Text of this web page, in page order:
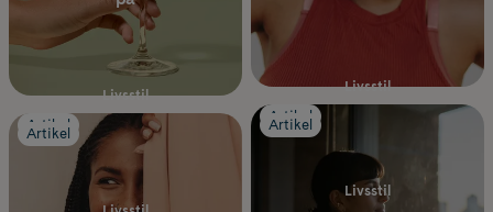
Artikel
Livsstil
5 livsviktiga hälsotips för
män – från mental hälsa till
träning
Artikel
Livsstil
5 tips för att sluta röka en
gång för alla!
Artikel
Livsstil
Artikel